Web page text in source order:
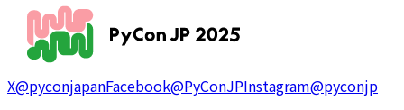
X@pyconjapanFacebook@PyConJPInstagram@pyconjp